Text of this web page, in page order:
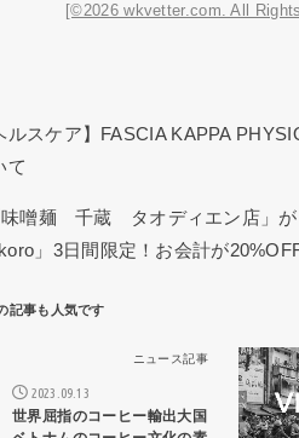
[©2026 wkvetter.com. All
ルスケア】FASCIA KAPPA
て
味噌麺 千蔵 タオディエン店」が
」3日間限定！お会計が
ニュース記事
2023.09.13
世界屈指のコーヒー輸出大国